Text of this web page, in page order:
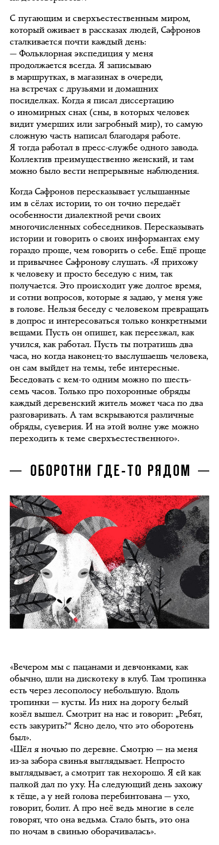
С пугающим и сверхъестественным миром,
который оживает в рассказах людей, Сафронов
сталкивается почти каждый день:
— Фольклорная экспедиция у меня
продолжается всегда. Я записываю
в маршрутках, в магазинах в очереди,
на встречах с друзьями и домашних
посиделках. Когда я писал диссертацию
о иномирных снах (сны, в которых человек
видит умерших или загробный мир), то самую
сложную часть написал благодаря работе.
Я тогда работал в пресс-службе одного завода.
Коллектив преимущественно женский, и там
можно было вести непрерывные наблюдения.
Когда Сафронов пересказывает услышанные
им в сёлах истории, то он точно передаёт
особенности диалектной речи своих
многочисленных собеседников. Пересказывать
истории и говорить о своих информантах ему
гораздо проще, чем говорить о себе. Ещё проще
и привычнее Сафронову слушать. «Я прихожу
к человеку и просто беседую с ним, так
получается. Это происходит уже долгое время,
и сотни вопросов, которые я задаю, у меня уже
в голове. Нельзя беседу с человеком превращать
в допрос и интересоваться только конкретными
вещами. Пусть он опишет, как переезжал, как
учился, как работал. Пусть ты потратишь два
часа, но когда наконец-то выслушаешь человека,
он сам выйдет на темы, тебе интересные.
Беседовать с кем-то одним можно по шесть-
семь часов. Только про похоронные обряды
каждый деревенский житель может часа по два
разговаривать. А там вскрываются различные
обряды, суеверия. И на этой волне уже можно
переходить к теме сверхъестественного».
ОБОРОТНИ ГДЕ-ТО РЯДОМ
«Вечером мы с пацанами и девчонками, как
обычно, шли на дискотеку в клуб. Там тропинка
есть через лесополосу небольшую. Вдоль
тропинки — кусты. Из них на дорогу белый
козёл вышел. Смотрит на нас и говорит: „Ребят,
есть закурить?“ Ясно дело, что это оборотень
был».
«Шёл я ночью по деревне. Смотрю — на меня
из-за забора свинья выглядывает. Непросто
выглядывает, а смотрит так нехорошо. Я ей как
палкой дал по уху. На следующий день захожу
к тёще, а у ней голова перебинтована — ухо,
говорит, болит. А про неё ведь многие в селе
говорят, что она ведьма. Стало быть, это она
по ночам в свинью оборачивалась».